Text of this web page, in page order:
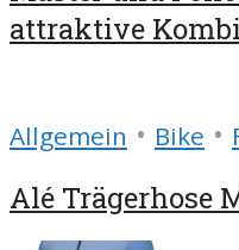
attraktive
Allgemein • Bike •
Alé Trägerhose